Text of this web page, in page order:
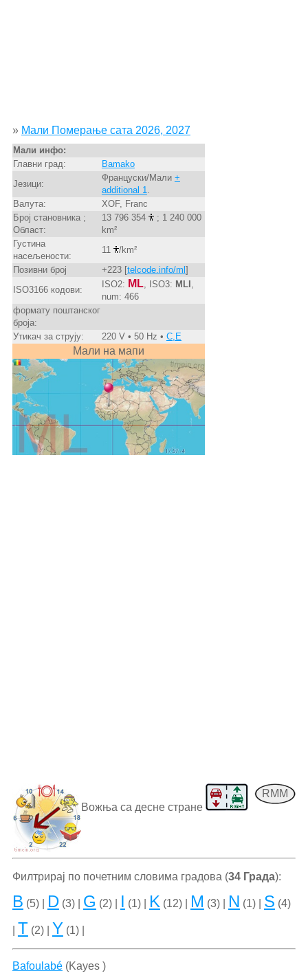
» Мали Померање сата 2026, 2027
Мали инфо:
Главни град:
Bamako
Језици:
Француски/Мали +
additional 1
Валута:
XOF, Franc
Број становника ;
Област:
13 796 354
; 1 240 000
km²
Густина
насељености:
11
/km²
Позивни број
+223 [telcode.info/ml]
ISO3166 кодови:
ISO2: ML, ISO3: MLI
num: 466
формату поштанског
броја:
Утикач за струју:
220 V • 50 Hz • C,E
Мали на мапи
RMM
Вожња са десне стране
Филтрирај по почетним словима градова (34 Града):
B (5) | D(3) | G (2) | I (1) | K (12) | M (3) | N (1) | S (4)
T (2) | Y (1) |
Bafoulabé(Kayes )